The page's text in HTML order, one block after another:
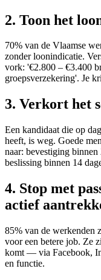
2. Toon het
70% van de Vlaamse
zonder loonindicatie.
vork: '€2.800 – €3.400
groepsverzekering'. Je
3. Verkort het
Een kandidaat die op
heeft, is weg. Goede
naar: bevestiging binnen
beslissing binnen 14
4. Stop met
actief
85% van de werkenden
voor een betere job. Ze
komt — via Facebook,
en functie.